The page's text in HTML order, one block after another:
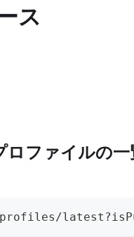
ス
ロファイルの
profiles/